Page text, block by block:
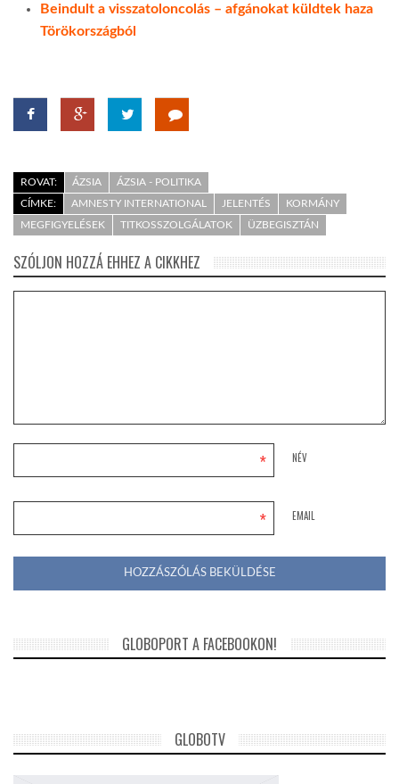
Beindult a visszatoloncolás – afgánokat küldtek haza
Törökországból
ROVAT: ÁZSIA
ÁZSIA - POLITIKA
CÍMKE:
AMNESTY INTERNATIONAL JELENTÉS
KORMÁNY
MEGFIGYELÉSEK
TITKOSSZOLGÁLATOK ÜZBEGISZTÁN
SZÓLJON HOZZÁ EHHEZ A CIKKHEZ
NÉV
*
EMAIL
*
GLOBOPORT A FACEBOOKON!
GLOBOTV